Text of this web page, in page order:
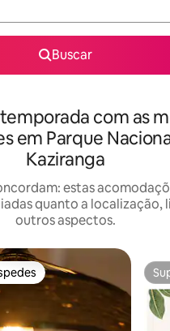
Buscar
com as
em Parque
Kaziranga
estas
quanto a localização,
outros aspectos.